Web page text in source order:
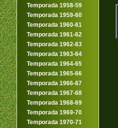
Temporada 1958-59
Temporada 1959-60
Temporada 1960-61
Temporada 1961-62
Temporada 1962-63
Temporada 1963-64
Temporada 1964-65
Temporada 1965-66
Temporada 1966-67
Temporada 1967-68
Temporada 1968-69
Temporada 1969-70
Temporada 1970-71